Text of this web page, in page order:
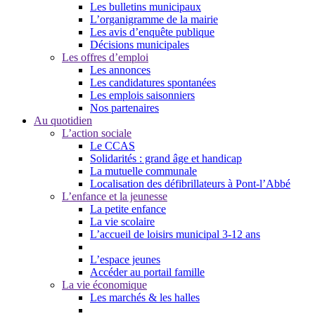
Les bulletins municipaux
L’organigramme de la mairie
Les avis d’enquête publique
Décisions municipales
Les offres d’emploi
Les annonces
Les candidatures spontanées
Les emplois saisonniers
Nos partenaires
Au quotidien
L’action sociale
Le CCAS
Solidarités : grand âge et handicap
La mutuelle communale
Localisation des défibrillateurs à Pont-l’Abbé
L’enfance et la jeunesse
La petite enfance
La vie scolaire
L’accueil de loisirs municipal 3-12 ans
L’espace jeunes
Accéder au portail famille
La vie économique
Les marchés & les halles